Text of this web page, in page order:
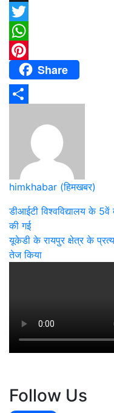
X
Twitter
WhatsApp
PinterestShare
himkhabar (हिमखबर)
Post
navigation
डीआईटी विश्वविद्यालय के 5वें
की गई
यूकेडी के रायपुर क्षेत्र के
तेज किया
Follow Us